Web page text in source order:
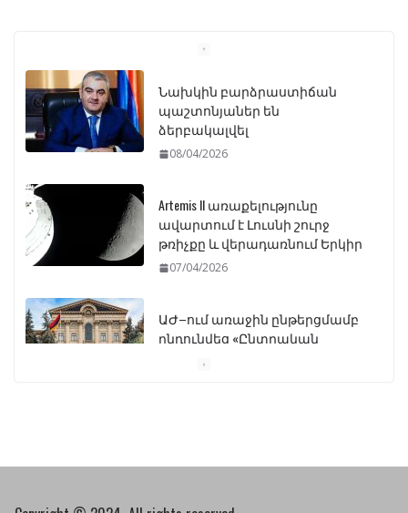
Նախկին բարձրաստիճան
պաշտոնյաներ են
ձերբակալվել
08/04/2026
Artemis II առաքելությունը
ավարտում է Լուսնի շուրջ
թռիչքը և վերադառնում Երկիր
07/04/2026
ԱԺ–ում առաջին ընթերցմամբ
ընդունվեց «Ընտրական
կբողոքարկի Գարեգին
սահմանափակման